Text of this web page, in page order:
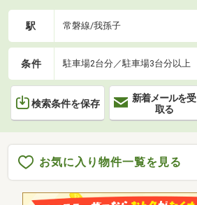
駅 常磐線/我孫子
条件 駐車場2台分／駐車場3台分以上
検索条件を保存
新着メールを受
取る
お気に入り物件一覧を見る